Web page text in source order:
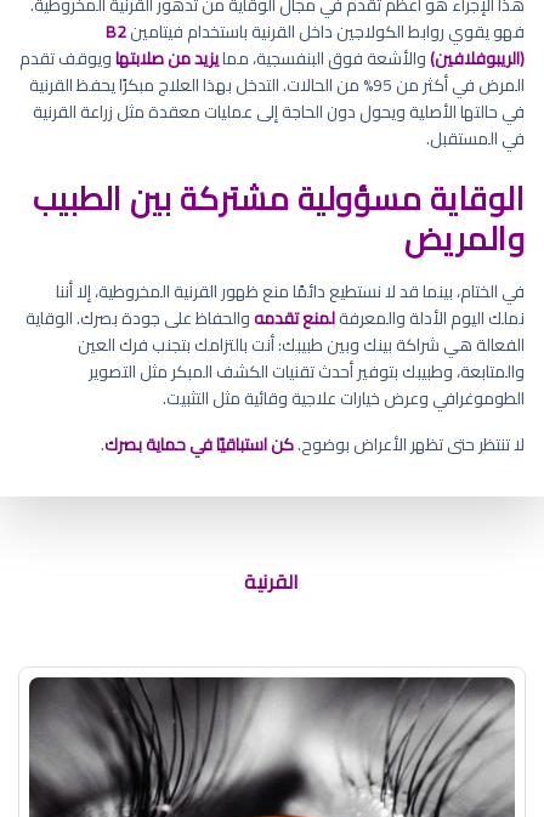
فهو يقوي روابط الكولاجين داخل القرنية باستخدام فيتامينB2
(الريبوفلافين)والأشعة فوق البنفسجية، ممايزيد من صلابتهاويوقف تقدم
المرض في أكثر من 95% من الحالات. التدخل بهذا العلاج مبكرًا يحفظ القرنية
في حالتها الأصلية ويحول دون الحاجة إلى عمليات معقدة مثل زراعة القرنية
في المستقبل.
الوقاية مسؤولية مشتركة بين الطبيب
والمريض
في الختام، بينما قد لا نستطيع دائمًا منع ظهور القرنية المخروطية، إلا أننا
نملك اليوم الأدلة والمعرفةلمنع تقدمهوالحفاظ على جودة بصرك. الوقاية
الفعالة هي شراكة بينك وبين طبيبك: أنت بالتزامك بتجنب فرك العين
والمتابعة، وطبيبك بتوفير أحدث تقنيات الكشف المبكر مثل التصوير
الطوموغرافي وعرض خيارات علاجية وقائية مثل التثبيت.
لا تنتظر حتى تظهر الأعراض بوضوح.كن استباقيًا في حماية بصرك.
القرنية